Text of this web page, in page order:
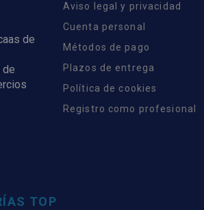
de
de
Aviso legal y privacidad
Cuenta personal
Métodos de pago
Plazos de entrega
Política de cookies
Registro como profesional
TOP